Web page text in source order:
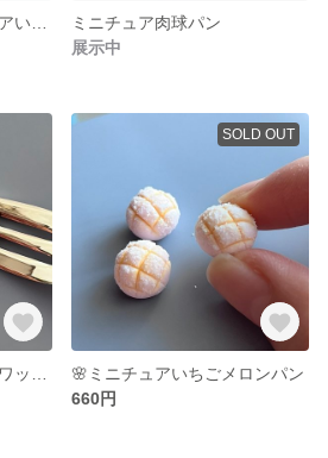
ミニチュア肉球パン
展示中
SOLD OUT
🌸ミニチュアいちごメロンパン
660円